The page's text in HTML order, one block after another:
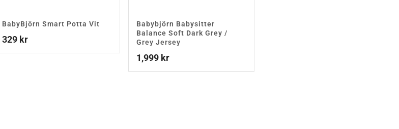
BabyBjörn Smart Potta Vit
329 kr
Babybjörn Babysitter
Balance Soft Dark Grey /
Grey Jersey
1,999 kr